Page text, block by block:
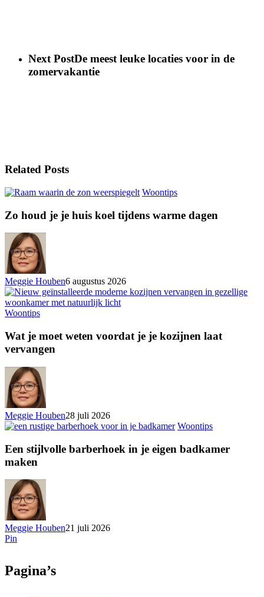
Next PostDe meest leuke locaties voor in de
zomervakantie
Related Posts
Woontips
Zo houd je je huis koel tijdens warme dagen
Meggie Houben6 augustus 2026
Woontips
Wat je moet weten voordat je je kozijnen laat
vervangen
Meggie Houben28 juli 2026
Woontips
Een stijlvolle barberhoek in je eigen badkamer
maken
Meggie Houben21 juli 2026
Pin
Pagina’s